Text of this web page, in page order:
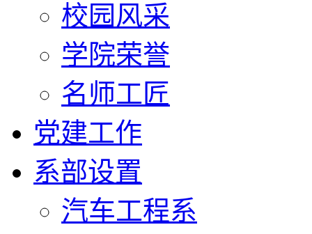
校园风采
学院荣誉
名师工匠
党建工作
系部设置
汽车工程系